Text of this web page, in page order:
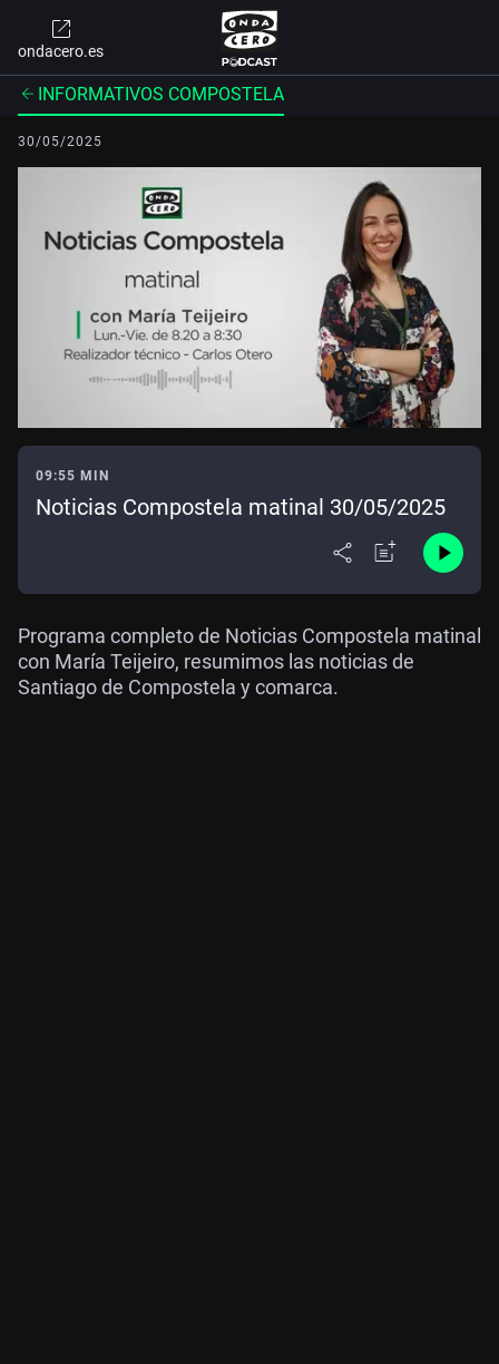
ondacero.es
INFORMATIVOS COMPOSTELA
30/05/2025
09:55 MIN
Noticias Compostela matinal 30/05/2025
Programa completo de Noticias Compostela matinal
con María Teijeiro, resumimos las noticias de
Santiago de Compostela y comarca.